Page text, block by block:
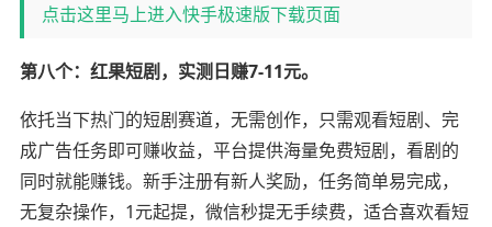
点击这里马上进入快手极速版下载页面
第八个：红果短剧，实测日赚7-11元。
依托当下热门的短剧赛道，无需创作，只需观看短剧、完
成广告任务即可赚收益，平台提供海量免费短剧，看剧的
同时就能赚钱。新手注册有新人奖励，任务简单易完成，
无复杂操作，1元起提，微信秒提无手续费，适合喜欢看短